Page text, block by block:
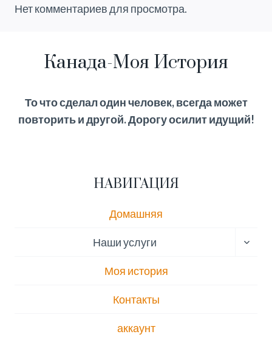
составляла$100.00.
Нет комментариев для просмотра.
Канада-Моя История
То что сделал один человек, всегда может
повторить и другой. Дорогу осилит идущий!
НАВИГАЦИЯ
Домашняя
Наши услуги
Моя история
Контакты
аккаунт